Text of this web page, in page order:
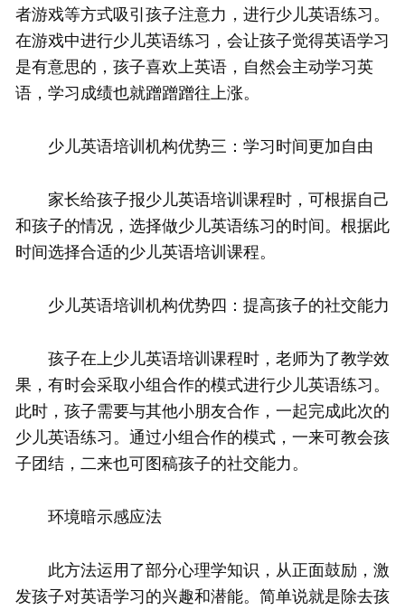
者游戏等方式吸引孩子注意力，进行少儿英语练习。
在游戏中进行少儿英语练习，会让孩子觉得英语学习
是有意思的，孩子喜欢上英语，自然会主动学习英
语，学习成绩也就蹭蹭蹭往上涨。
少儿英语培训机构优势三：学习时间更加自由
家长给孩子报少儿英语培训课程时，可根据自己
和孩子的情况，选择做少儿英语练习的时间。根据此
时间选择合适的少儿英语培训课程。
少儿英语培训机构优势四：提高孩子的社交能力
孩子在上少儿英语培训课程时，老师为了教学效
果，有时会采取小组合作的模式进行少儿英语练习。
此时，孩子需要与其他小朋友合作，一起完成此次的
少儿英语练习。通过小组合作的模式，一来可教会孩
子团结，二来也可图稿孩子的社交能力。
环境暗示感应法
此方法运用了部分心理学知识，从正面鼓励，激
发孩子对英语学习的兴趣和潜能。简单说就是除去孩